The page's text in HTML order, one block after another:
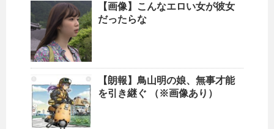
【画像】こんなエロい女が彼女
だったらな
【朗報】鳥山明の娘、無事才能
を引き継ぐ （※画像あり）